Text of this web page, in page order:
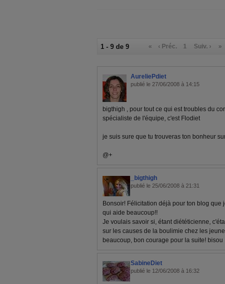
1 - 9 de 9 « ‹ Préc. 1 Suiv. › »
AureliePdiet
publié le 27/06/2008 à 14:15
bigthigh , pour tout ce qui est troubles du
spécialiste de l'équipe, c'est Flodiet
je suis sure que tu trouveras ton bonheur
@+
_bigthigh
publié le 25/06/2008 à 21:31
Bonsoir! Félicitation déjà pour ton blog que
qui aide beaucoup!!
Je voulais savoir si, étant diététicienne,
sur les causes de la boulimie chez les
beaucoup, bon courage pour la suite! bisou
SabineDiet
publié le 12/06/2008 à 16:32